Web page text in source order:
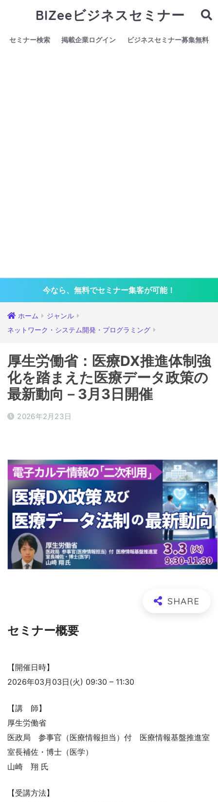
BIZeeビジネスセミナー
セミナー検索 掲載企業ログイン ビジネスセミナー募集無料
今なら、無料でセミナー集客が可能！
ホーム
ジャンル
ネットワーク・システム開発・プログラミング
厚生労働省：医療DX推進体制強
化を踏まえた医療データ政策の
最新動向－3月3日開催
2026年2月23日
セミナー概要
【開催日時】
2026年03月03日(火) 09:30 – 11:30
【講 師】
厚生労働省
医政局 参事官（医療情報担当）付 医療情報基盤推進室
室長補佐・博士（医学）
山崎 翔 氏
【受講方法】